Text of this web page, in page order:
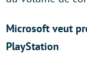
Microsoft veut
PlayStation